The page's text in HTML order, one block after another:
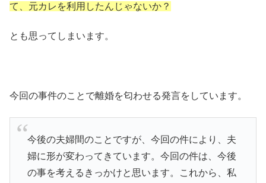
て、元カレを利用したんじゃないか？
とも思ってしまいます。
今回の事件のことで離婚を匂わせる発言をしています。
今後の夫婦間のことですが、今回の件により、夫
婦に形が変わってきています。今回の件は、今後
の事を考えるきっかけと思います。これから、私